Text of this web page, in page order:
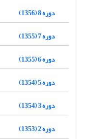
دوره 8 (1356)
دوره 7 (1355)
دوره 6 (1355)
دوره 5 (1354)
دوره 3 (1354)
دوره 2 (1353)